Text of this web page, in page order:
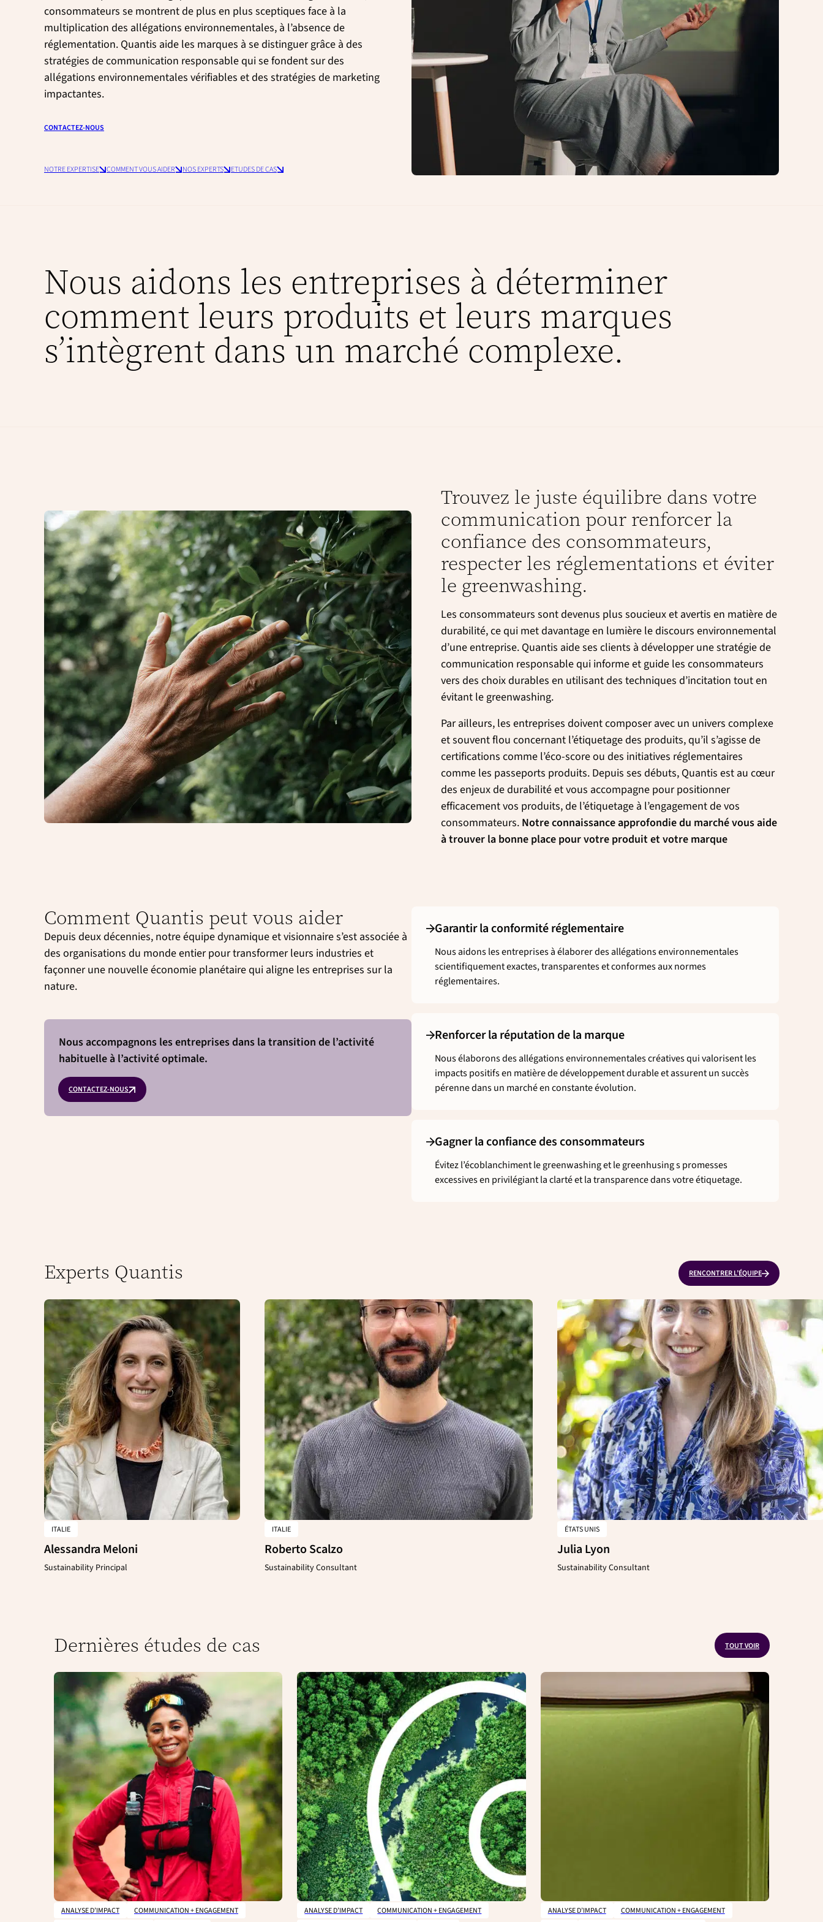
c
i
p
l
e
lconsommateurs se montrent de plus en plus sceptiques face à la
multiplication des allégations environnementales, à l’absence de
réglementation. Quantis aide les marques à se distinguer grâce à des
stratégies de communication responsable qui se fondent sur des
allégations environnementales vérifiables et des stratégies de marketing
impactantes.
CONTACTEZ-NOUS
NOTRE EXPERTISE COMMENT VOUS AIDER NOS EXPERTS ETUDES DE CAS
Nous aidons les entreprises à déterminer
comment leurs produits et leurs marques
s’intègrent dans un marché complexe.
Trouvez le juste équilibre dans votre
communication pour renforcer la
confiance des consommateurs,
respecter les réglementations et éviter
le greenwashing.
Les consommateurs sont devenus plus soucieux et avertis en matière de
durabilité, ce qui met davantage en lumière le discours environnemental
d’une entreprise. Quantis aide ses clients à développer une stratégie de
communication responsable qui informe et guide les consommateurs
vers des choix durables en utilisant des techniques d’incitation tout en
évitant le greenwashing.
Par ailleurs, les entreprises doivent composer avec un univers complexe
et souvent flou concernant l’étiquetage des produits, qu’il s’agisse de
certifications comme l’éco-score ou des initiatives réglementaires
comme les passeports produits. Depuis ses débuts, Quantis est au cœur
des enjeux de durabilité et vous accompagne pour positionner
efficacement vos produits, de l’étiquetage à l’engagement de vos
consommateurs. Notre connaissance approfondie du marché vous aide
à trouver la bonne place pour votre produit et votre marque
Comment Quantis peut vous aider
Depuis deux décennies, notre équipe dynamique et visionnaire s’est associée à
des organisations du monde entier pour transformer leurs industries et
façonner une nouvelle économie planétaire qui aligne les entreprises sur la
nature.
Nous accompagnons les entreprises dans la transition de l’activité
habituelle à l’activité optimale.
CONTACTEZ-NOUS
Garantir la conformité réglementaire
Nous aidons les entreprises à élaborer des allégations environnementales
scientifiquement exactes, transparentes et conformes aux normes
réglementaires.
Renforcer la réputation de la marque
Nous élaborons des allégations environnementales créatives qui valorisent les
impacts positifs en matière de développement durable et assurent un succès
pérenne dans un marché en constante évolution.
Gagner la confiance des consommateurs
Évitez l’écoblanchiment le greenwashing et le greenhusing s promesses
excessives en privilégiant la clarté et la transparence dans votre étiquetage.
Experts Quantis RENCONTRER L’ÉQUIPE
ITALIE
Alessandra Meloni
Sustainability Principal
ITALIE
Roberto Scalzo
Sustainability Consultant
ÉTATS UNIS
Julia Lyon
Sustainability Consultant
Dernières études de cas TOUT VOIR
ANALYSE D’IMPACT COMMUNICATION + ENGAGEMENT ANALYSE D’IMPACT COMMUNICATION + ENGAGEMENT ANALYSE D’IMPACT COMMUNICATION + ENGAGEMENT